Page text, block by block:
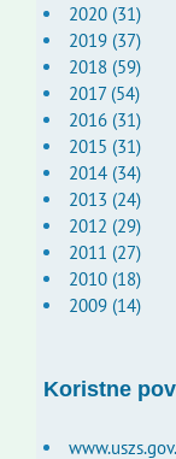
2020 (31)
2019 (37)
2018 (59)
2017 (54)
2016 (31)
2015 (31)
2014 (34)
2013 (24)
2012 (29)
2011 (27)
2010 (18)
2009 (14)
Koristne